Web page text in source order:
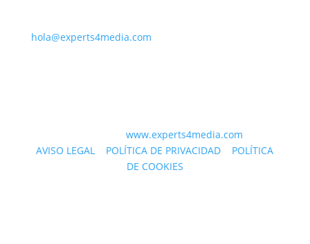
hola@experts4media.com
© 2023 WEBwww.experts4media.com
AVISO LEGAL
POLÍTICA DE PRIVACIDAD
POLÍTICA
DE COOKIES